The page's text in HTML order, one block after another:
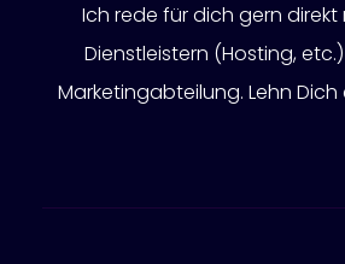
Ich rede für dich gern direkt
Dienstleistern (Hosting,
Marketingabteilung. Lehn